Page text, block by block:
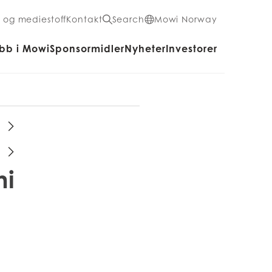
og mediestoffKontakt Search Mowi Norway
i MowiSponsormidlerNyheterInvestorer